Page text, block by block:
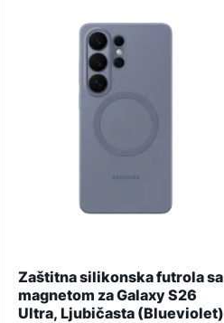
Zaštitna silikonska futrola sa
magnetom za Galaxy S26
Ultra, Ljubičasta (Blueviolet)